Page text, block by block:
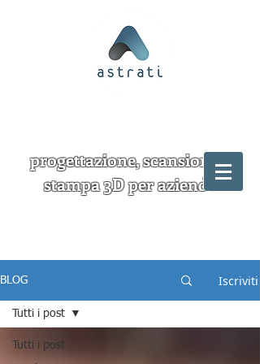
progettazione, scansione e
stampa 3D per aziende
BLOG Iscriviti
Tutti i post
Tutti i post